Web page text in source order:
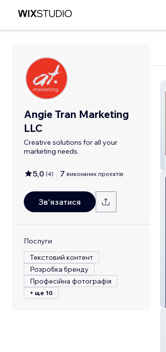
Angie Tran Marketing
LLC
Creative solutions for all your
marketing needs.
5,0 (4) 7 виконаних проєктів
Зв'язатися
Послуги
Текстовий контент
Розробка бренду
Професійна фотографія
+ ще 10